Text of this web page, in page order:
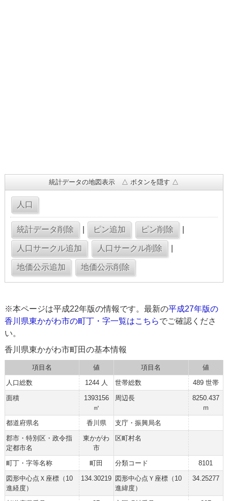
統計データの地図表示 △ ボタンを隠す △
※本ページは平成22年版の情報です。最新の平成27年版の
香川県東かがわ市の町丁・字一覧はこちらでご確認くださ
い。
香川県東かがわ市町田の基本情報
項目名 値 項目名
値
人口総数
1244 人 世帯総数
489 世帯
面積
1393156
㎡
周辺長
8250.437
ｍ
都道府県名
香川県
支庁・振興局名
郡市・特別区・政令指
定都市名
東かがわ
市
区町村名
町丁・字等名称 町田 分類コード
8101
図形中心点Ｘ座標（10
進経度）
134.30219 図形中心点Ｙ座標（10
進緯度）
34.25277